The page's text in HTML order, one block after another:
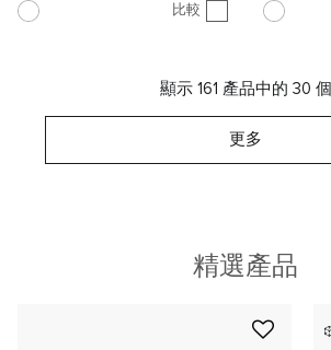
比較
顯示 161 產品中的 30 個
更多
精選產品